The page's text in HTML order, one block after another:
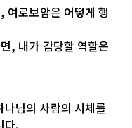
여로보암은 어떻게 행
, 내가 감당할 역할은
님의 사람의 시체를
다.